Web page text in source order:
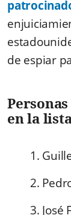
de espiar
en la
1.
2.
3. José